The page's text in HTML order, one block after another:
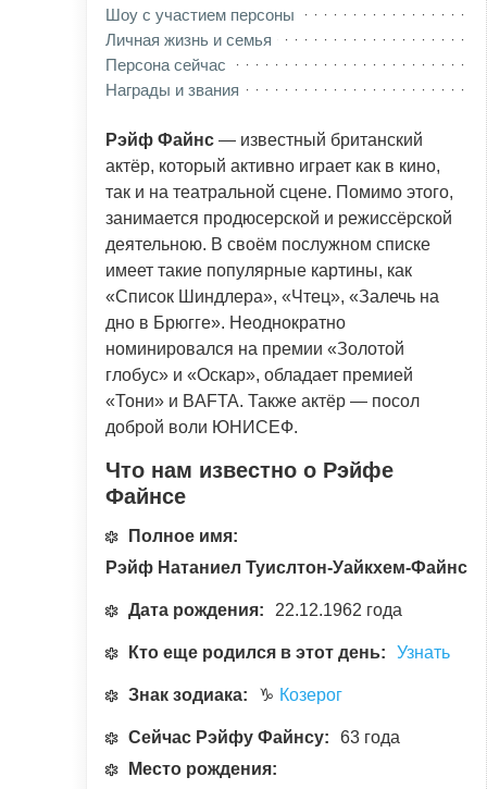
Шоу с участием персоны
Личная жизнь и семья
Персона сейчас
Награды и звания
Рэйф Файнс — известный британский
актёр, который активно играет как в кино,
так и на театральной сцене. Помимо этого,
занимается продюсерской и режиссёрской
деятельною. В своём послужном списке
имеет такие популярные картины, как
«Список Шиндлера», «Чтец», «Залечь на
дно в Брюгге». Неоднократно
номинировался на премии «Золотой
глобус» и «Оскар», обладает премией
«Тони» и BAFTA. Также актёр — посол
доброй воли ЮНИСЕФ.
Что нам известно о Рэйфе
Файнсе
Полное имя:
Рэйф Натаниел Туислтон-Уайкхем-Файнс
Дата рождения: 22.12.1962 года
Кто еще родился в этот день: Узнать
Знак зодиака: ♑ Козерог
Сейчас Рэйфу Файнсу:
63 года
Место рождения: